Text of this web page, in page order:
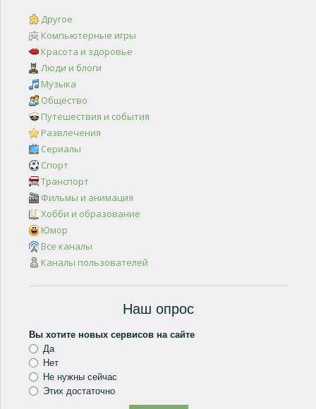
Другое
Компьютерные игры
Красота и здоровье
Люди и блоги
Музыка
Общество
Путешествия и события
Развлечения
Сериалы
Спорт
Транспорт
Фильмы и анимация
Хобби и образование
Юмор
Все каналы
Каналы пользователей
Наш опрос
Вы хотите новых сервисов на сайте
Да
Нет
Не нужны сейчас
Этих достаточно